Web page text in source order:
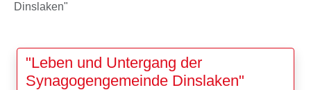
Dinslaken"
"Leben und Untergang der
Synagogengemeinde Dinslaken"